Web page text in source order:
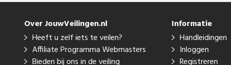
Over JouwVeilingen.nl
Heeft u zelf iets te veilen?
Affiliate Programma Webmasters
Bieden bij ons in de veiling
Informatie
Handleidingen
Inloggen
Registreren